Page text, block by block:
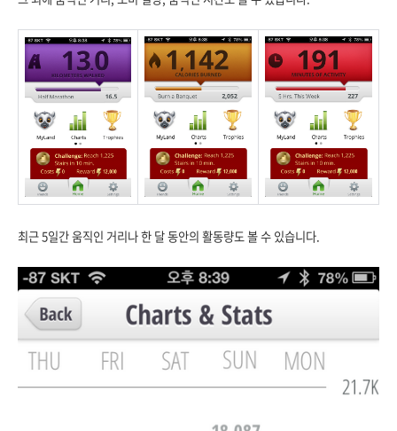
최근 5일간 움직인 거리나 한 달 동안의 활동량도 볼 수 있습니다.